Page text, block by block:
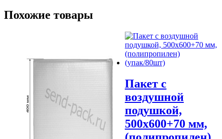
Похожие товары
Пакет с
воздушной
подушкой,
500х600+70 мм,